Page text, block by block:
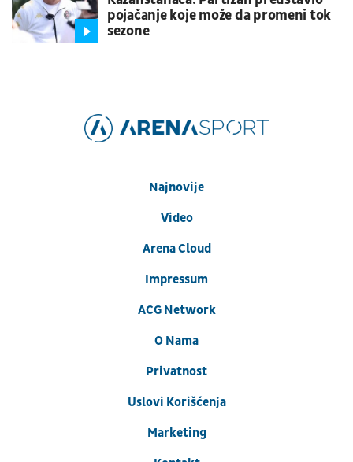
pojačanje koje može da promeni tok
sezone
Najnovije
Video
Arena Cloud
Impressum
ACG Network
O Nama
Privatnost
Uslovi Korišćenja
Marketing